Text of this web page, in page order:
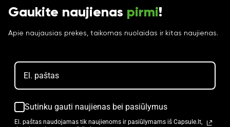
Gaukite naujienas pirmi!
Apie naujausias prekes, taikomas nuolaidas ir kitas naujienas.
Sutinku gauti naujienas bei pasiūlymus
El. paštas naudojamas tik naujienoms ir pasiūlymams iš Capsule.lt,